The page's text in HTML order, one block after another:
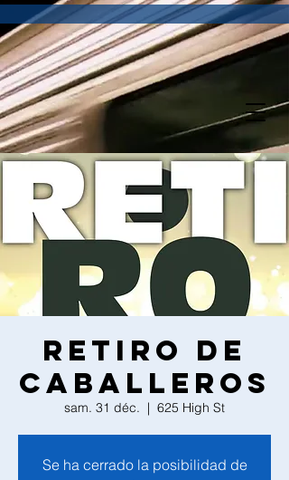
Retiro de
Caballeros
sam. 31 déc.
  |
625 High St
Se ha cerrado la posibilidad de